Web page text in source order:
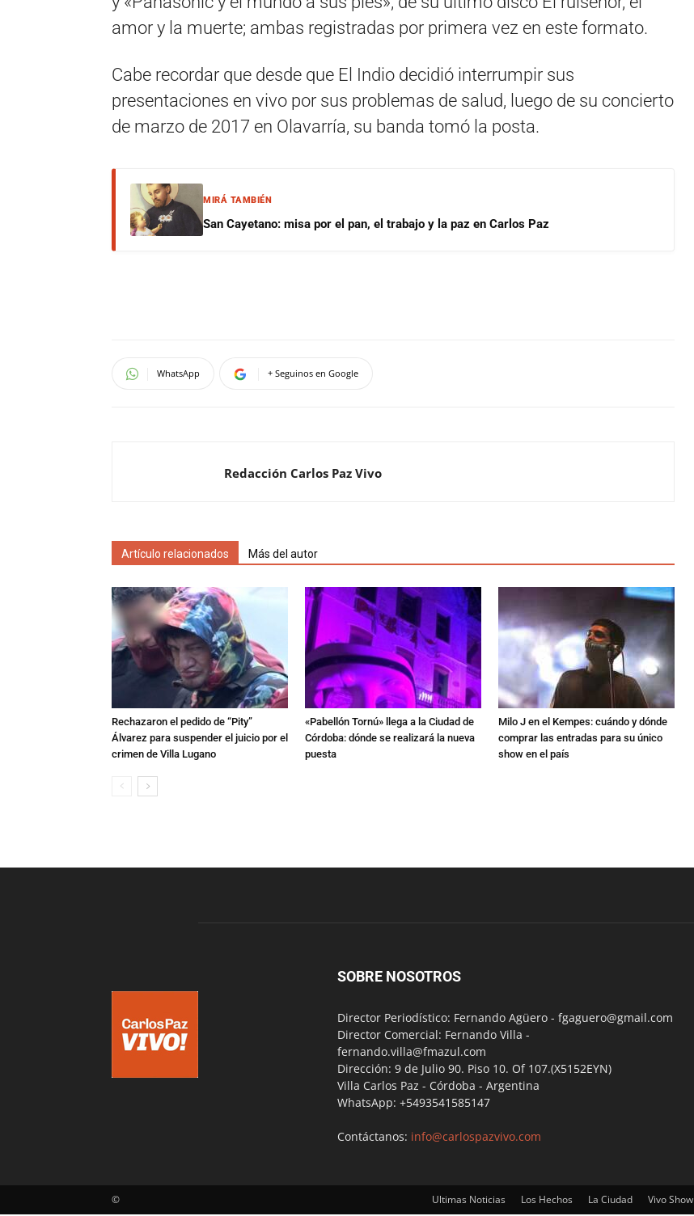
amor y la muerte; ambas registradas por primera vez en este formato.
Cabe recordar que desde que El Indio decidió interrumpir sus
presentaciones en vivo por sus problemas de salud, luego de su concierto
de marzo de 2017 en Olavarría, su banda tomó la posta.
MIRÁ TAMBIÉN
San Cayetano: misa por el pan, el trabajo y la paz en Carlos Paz
WhatsApp + Seguinos en Google
Redacción Carlos Paz Vivo
Artículo relacionados Más del autor
Rechazaron el pedido de “Pity”
Álvarez para suspender el juicio por el
crimen de Villa Lugano
«Pabellón Tornú» llega a la Ciudad de
Córdoba: dónde se realizará la nueva
puesta
Milo J en el Kempes: cuándo y dónde
comprar las entradas para su único
show en el país
SOBRE NOSOTROS
Director Periodístico: Fernando Agüero - fgaguero@gmail.com
Director Comercial: Fernando Villa -
fernando.villa@fmazul.com
Dirección: 9 de Julio 90. Piso 10. Of 107.(X5152EYN)
Villa Carlos Paz - Córdoba - Argentina
WhatsApp: +5493541585147
Contáctanos: info@carlospazvivo.com
Ultimas Noticias Los Hechos La Ciudad Vivo Show
©